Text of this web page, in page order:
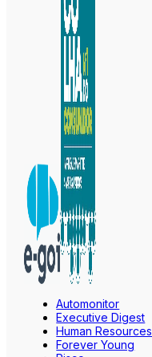
Automonitor
Executive Digest
Human Resources
Forever Young